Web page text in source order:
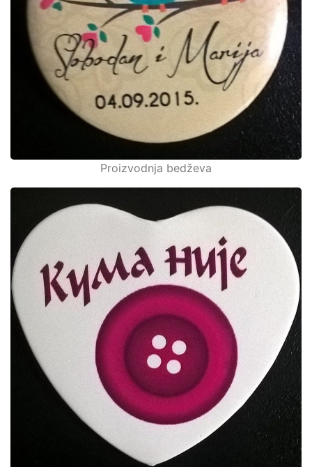
Proizvodnja bedževa